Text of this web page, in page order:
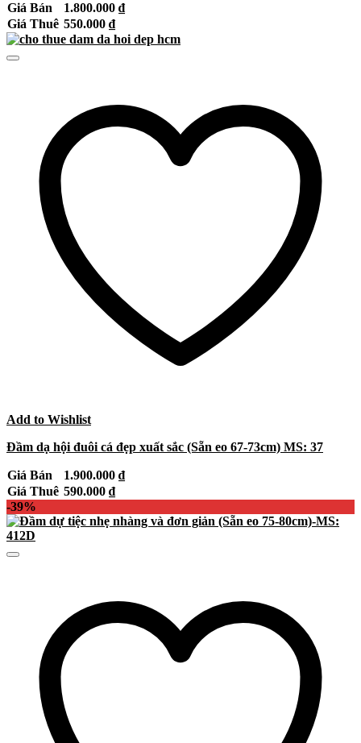
Giá Bán 1.800.000 ₫
Giá Thuê 550.000 ₫
Add to Wishlist
Đầm dạ hội đuôi cá đẹp xuất sắc (Sẵn eo 67-73cm) MS: 37
Giá Bán 1.900.000 ₫
Giá Thuê 590.000 ₫
-39%